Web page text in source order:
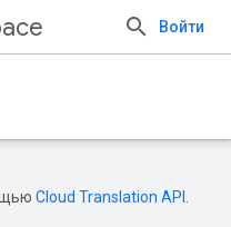
Войти
Cloud Translation API